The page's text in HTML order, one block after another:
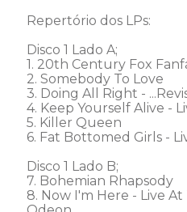
Repertório dos LPs:
Disco 1 Lado A;
1. 20th Century Fox
2. Somebody To Love
3. Doing All Right -
4. Keep Yourself Alive -
5. Killer Queen
6. Fat Bottomed Girls -
Disco 1 Lado B;
7. Bohemian Rhapsody
8. Now I'm Here - Live